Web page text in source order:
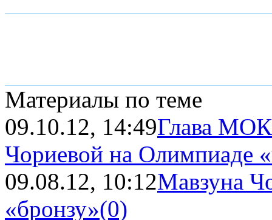
Материалы по теме
09.10.12, 14:49Глава МОК
Чориевой на Олимпиаде
09.08.12, 10:12Мавзуна
«бронзу»(0)